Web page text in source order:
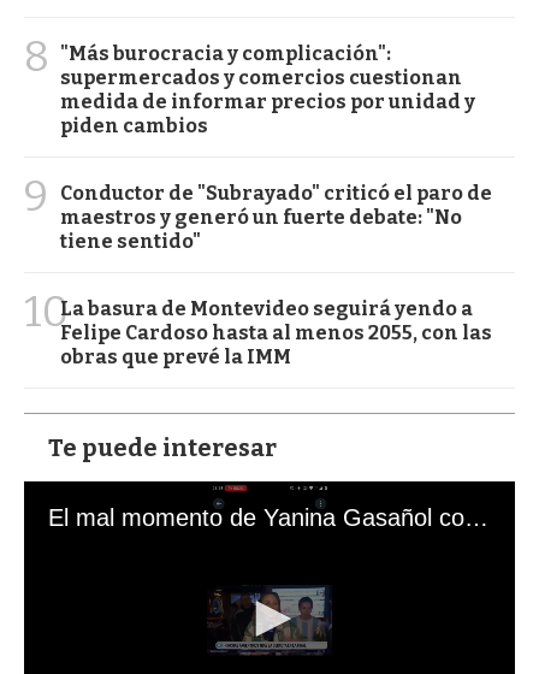
8
"Más burocracia y complicación":
supermercados y comercios cuestionan
medida de informar precios por unidad y
piden cambios
9
Conductor de "Subrayado" criticó el paro de
maestros y generó un fuerte debate: "No
tiene sentido"
10La basura de Montevideo seguirá yendo a
Felipe Cardoso hasta al menos 2055, con las
obras que prevé la IMM
Te puede interesar
El mal momento de Yanina Gasañol con un hincha argentino en "Subrayado"